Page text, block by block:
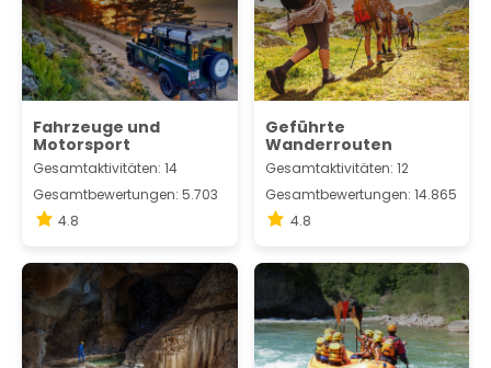
Fahrzeuge und
Motorsport
Gesamtaktivitäten: 14
Gesamtbewertungen: 5.703
4.8
Geführte
Wanderrouten
Gesamtaktivitäten: 12
Gesamtbewertungen: 14.865
4.8